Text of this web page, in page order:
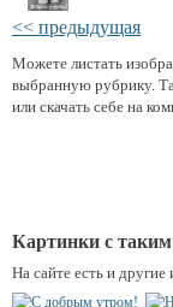
<< предыдущая
Можете листать
выбранную рубрику.
или скачать себе на
Картинки с
На сайте есть и